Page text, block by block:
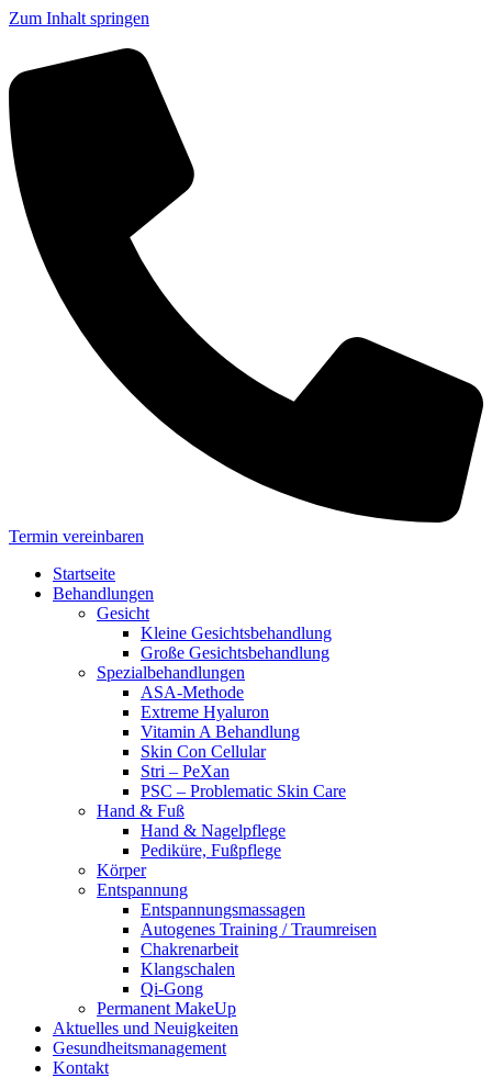
Zum Inhalt springen
Termin vereinbaren
Startseite
Behandlungen
Gesicht
Kleine Gesichtsbehandlung
Große Gesichtsbehandlung
Spezialbehandlungen
ASA-Methode
Extreme Hyaluron
Vitamin A Behandlung
Skin Con Cellular
Stri – PeXan
PSC – Problematic Skin Care
Hand & Fuß
Hand & Nagelpflege
Pediküre, Fußpflege
Körper
Entspannung
Entspannungsmassagen
Autogenes Training / Traumreisen
Chakrenarbeit
Klangschalen
Qi-Gong
Permanent MakeUp
Aktuelles und Neuigkeiten
Gesundheitsmanagement
Kontakt